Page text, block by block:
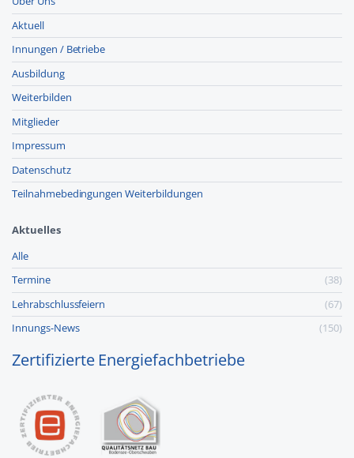
Aktuell
Innungen / Betriebe
Ausbildung
Weiterbilden
Mitglieder
Impressum
Datenschutz
Teilnahmebedingungen Weiterbildungen
Aktuelles
Alle
Termine
(38)
Lehr­abschluss­feiern
(67)
Innungs-News
(150)
Zertifizierte Energiefachbetriebe